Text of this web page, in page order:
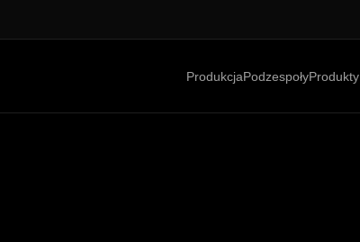
ProdukcjaPodzespołyProdukty